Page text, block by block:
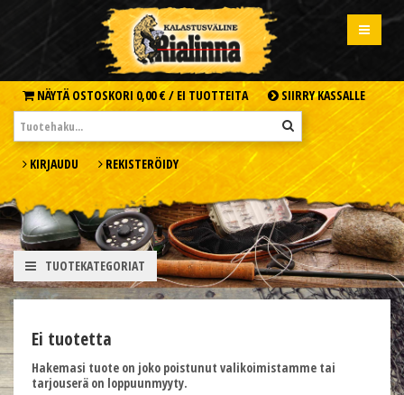
NÄYTÄ OSTOSKORI 0,00 € / EI TUOTTEITA SIIRRY KASSALLE
KIRJAUDU REKISTERÖIDY
TUOTEKATEGORIAT
Ei tuotetta
Hakemasi tuote on joko poistunut valikoimistamme tai
tarjouserä on loppuunmyyty.